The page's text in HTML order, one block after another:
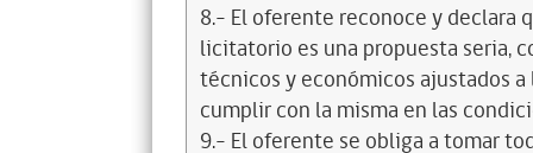
8.- El oferente reconoce y declara
licitatorio es una propuesta seria,
técnicos y económicos ajustados
cumplir con la misma en las
9.- El oferente se obliga a tomar